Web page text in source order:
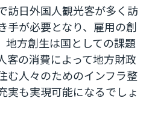
訪日外国人観光客が多く訪
手が必要となり、雇用の創
地方創生は国としての課題
客の消費によって地方財政
む人々のためのインフラ整
実も実現可能になるでしょ